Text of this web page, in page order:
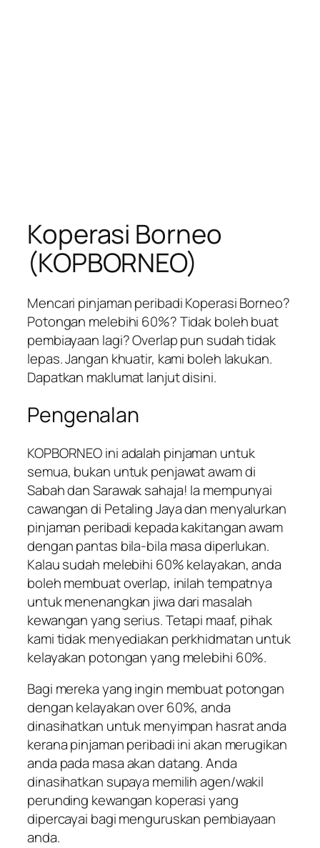
Koperasi Borneo
(KOPBORNEO)
Mencari pinjaman peribadi Koperasi Borneo?
Potongan melebihi 60%? Tidak boleh buat
pembiayaan lagi? Overlap pun sudah tidak
lepas. Jangan khuatir, kami boleh lakukan.
Dapatkan maklumat lanjut disini.
Pengenalan
KOPBORNEOini adalah pinjaman untuk
semua, bukan untuk penjawat awam di
Sabah dan Sarawak sahaja! Ia mempunyai
cawangan di Petaling Jaya dan menyalurkan
pinjaman peribadi kepada kakitangan awam
dengan pantas bila-bila masa diperlukan.
Kalau sudah melebihi 60% kelayakan, anda
boleh membuat overlap, inilah tempatnya
untuk menenangkan jiwa dari masalah
kewangan yang serius. Tetapi maaf, pihak
kami tidak menyediakan perkhidmatan untuk
kelayakan potongan yang melebihi 60%.
Bagi mereka yang ingin membuat potongan
dengan kelayakan over 60%, anda
dinasihatkan untuk menyimpan hasrat anda
kerana pinjaman peribadi ini akan merugikan
anda pada masa akan datang. Anda
dinasihatkan supaya memilih agen/wakil
perunding kewangan koperasi yang
dipercayai bagi menguruskan pembiayaan
anda.